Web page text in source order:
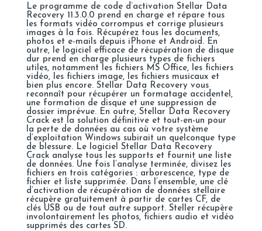
Le programme de code d’activation Stellar Data
Recovery 11.3.0.0 prend en charge et répare tous
les formats vidéo corrompus et corrige plusieurs
images à la fois. Récupérez tous les documents,
photos et e-mails depuis iPhone et Android. En
outre, le logiciel efficace de récupération de disque
dur prend en charge plusieurs types de fichiers
utiles, notamment les fichiers MS Office, les fichiers
vidéo, les fichiers image, les fichiers musicaux et
bien plus encore. Stellar Data Recovery vous
reconnaît pour récupérer un formatage accidentel,
une formation de disque et une suppression de
dossier imprévue. En outre, Stellar Data Recovery
Crack est la solution définitive et tout-en-un pour
la perte de données au cas où votre système
d’exploitation Windows subirait un quelconque type
de blessure. Le logiciel Stellar Data Recovery
Crack analyse tous les supports et fournit une liste
de données. Une fois l’analyse terminée, divisez les
fichiers en trois catégories : arborescence, type de
fichier et liste supprimée. Dans l’ensemble, une clé
d’activation de récupération de données stellaire
récupère gratuitement à partir de cartes CF, de
clés USB ou de tout autre support. Steller récupère
involontairement les photos, fichiers audio et vidéo
supprimés des cartes SD.